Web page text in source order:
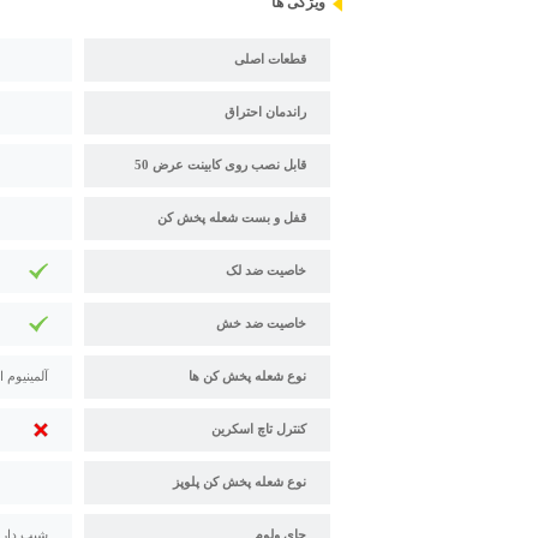
قطعات اصلی
راندمان احتراق
قابل نصب روی کابینت عرض 50
قفل و بست شعله پخش کن
خاصیت ضد لک
خاصیت ضد خش
نوع شعله پخش کن ها آلمینیوم
کنترل تاچ اسکرین
نوع شعله پخش کن پلوپز
جای ولوم شیب دار